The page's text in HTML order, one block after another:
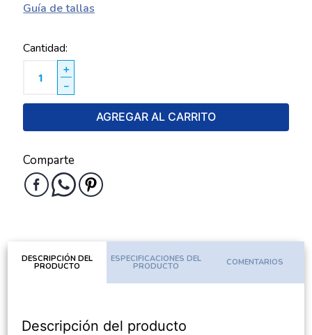
Guía de tallas
Cantidad
＋
－
AGREGAR AL CARRITO
Comparte
DESCRIPCIÓN DEL
PRODUCTO
ESPECIFICACIONES DEL
PRODUCTO COMENTARIOS
Descripción del producto